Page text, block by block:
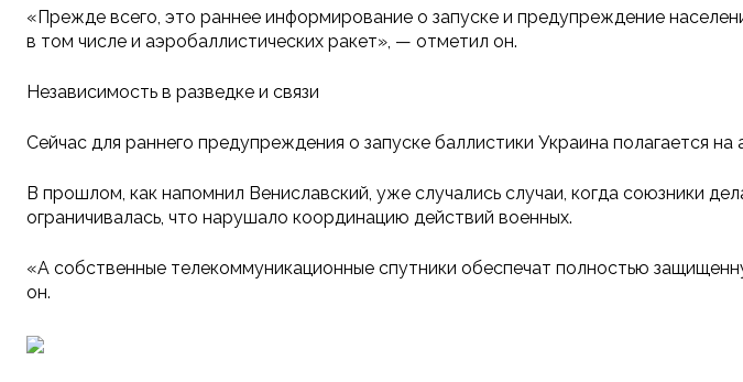
«Прежде всего, это раннее информирование о запуске и предупреждение
в том числе и аэробаллистических ракет», — отметил он.
Независимость в разведке и связи
Сейчас для раннего предупреждения о запуске баллистики Украина полагается
В прошлом, как напомнил Вениславский, уже случались случаи, когда союзники
ограничивалась, что нарушало координацию действий военных.
«А собственные телекоммуникационные спутники обеспечат полностью
он.